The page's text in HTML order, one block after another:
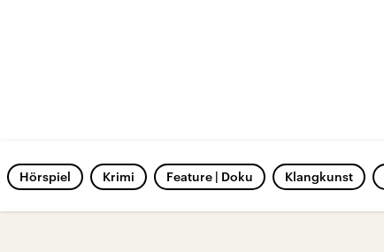
Hörspiel Krimi Feature | Doku Klangkunst